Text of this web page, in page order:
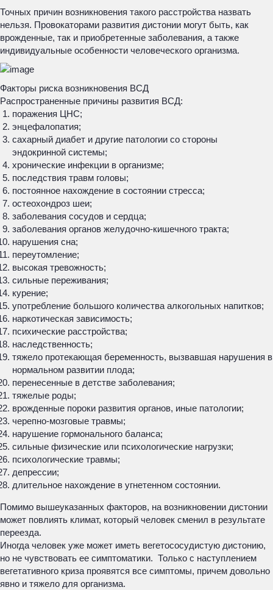
Точных причин возникновения такого расстройства назвать
нельзя. Провокаторами развития дистонии могут быть, как
врожденные, так и приобретенные заболевания, а также
индивидуальные особенности человеческого организма.
Факторы риска возникновения ВСД
Распространенные причины развития ВСД:
поражения ЦНС;
энцефалопатия;
сахарный диабет и другие патологии со стороны
эндокринной системы;
хронические инфекции в организме;
последствия травм головы;
постоянное нахождение в состоянии стресса;
остеохондроз шеи;
заболевания сосудов и сердца;
заболевания органов желудочно-кишечного тракта;
нарушения сна;
переутомление;
высокая тревожность;
сильные переживания;
курение;
употребление большого количества алкогольных напитков;
наркотическая зависимость;
психические расстройства;
наследственность;
тяжело протекающая беременность, вызвавшая нарушения в
нормальном развитии плода;
перенесенные в детстве заболевания;
тяжелые роды;
врожденные пороки развития органов, иные патологии;
черепно-мозговые травмы;
нарушение гормонального баланса;
сильные физические или психологические нагрузки;
психологические травмы;
депрессии;
длительное нахождение в угнетенном состоянии.
Помимо вышеуказанных факторов, на возникновении дистонии
может повлиять климат, который человек сменил в результате
переезда.
Иногда человек уже может иметь вегетососудистую дистонию,
но не чувствовать ее симптоматики. Только с наступлением
вегетативного криза проявятся все симптомы, причем довольно
явно и тяжело для организма.